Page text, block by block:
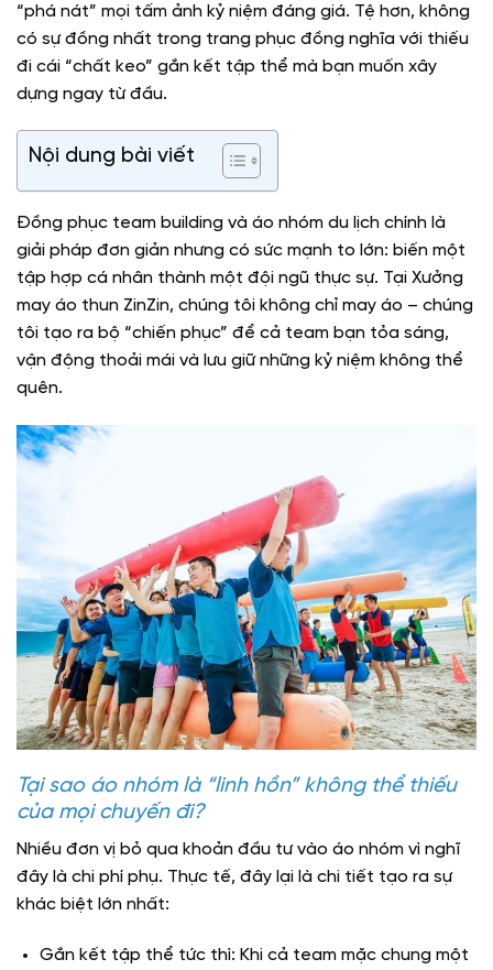
“phá nát” mọi tấm ảnh kỷ niệm đáng giá. Tệ hơn, không
có sự đồng nhất trong trang phục đồng nghĩa với thiếu
đi cái “chất keo” gắn kết tập thể mà bạn muốn xây
dựng ngay từ đầu.
Nội dung bài viết
Đồng phục team building và áo nhóm du lịch chính là
giải pháp đơn giản nhưng có sức mạnh to lớn: biến một
tập hợp cá nhân thành một đội ngũ thực sự. Tại Xưởng
may áo thun ZinZin, chúng tôi không chỉ may áo – chúng
tôi tạo ra bộ “chiến phục” để cả team bạn tỏa sáng,
vận động thoải mái và lưu giữ những kỷ niệm không thể
quên.
Tại sao áo nhóm là “linh hồn” không thể thiếu
của mọi chuyến đi?
Nhiều đơn vị bỏ qua khoản đầu tư vào áo nhóm vì nghĩ
đây là chi phí phụ. Thực tế, đây lại là chi tiết tạo ra sự
khác biệt lớn nhất:
Gắn kết tập thể tức thì: Khi cả team mặc chung một